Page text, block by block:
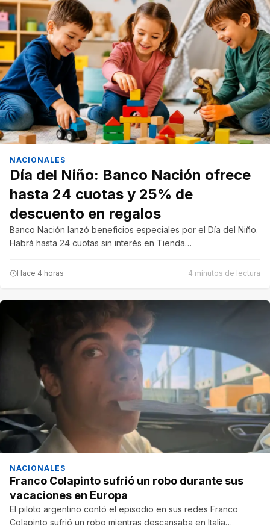
NACIONALES
Día del Niño: Banco Nación ofrece
hasta 24 cuotas y 25% de
descuento en regalos
Banco Nación lanzó beneficios especiales por el Día del Niño.
Habrá hasta 24 cuotas sin interés en Tienda…
Hace 4 horas 4 minutos de lectura
NACIONALES
Franco Colapinto sufrió un robo durante sus
vacaciones en Europa
El piloto argentino contó el episodio en sus redes Franco
Colapinto sufrió un robo mientras descansaba en Italia…